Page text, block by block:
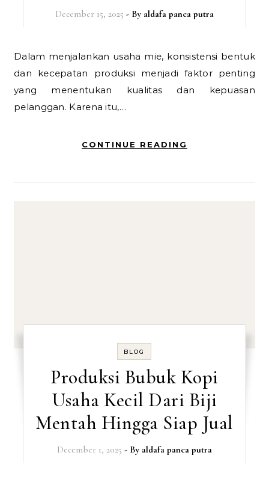
December 15, 2025 - By aldafa panca putra
Dalam menjalankan usaha mie, konsistensi bentuk
dan kecepatan produksi menjadi faktor penting
yang menentukan kualitas dan kepuasan
pelanggan. Karena itu,…
CONTINUE READING
BLOG
Produksi Bubuk Kopi
Usaha Kecil Dari Biji
Mentah Hingga Siap Jual
December 1, 2025 - By aldafa panca putra